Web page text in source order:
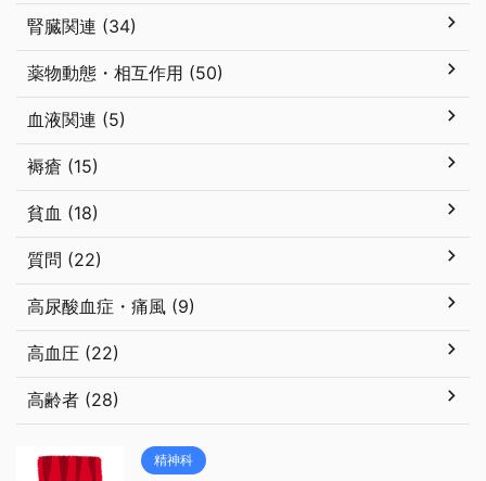
腎臓関連 (34)
薬物動態・相互作用 (50)
血液関連 (5)
褥瘡 (15)
貧血 (18)
質問 (22)
高尿酸血症・痛風 (9)
高血圧 (22)
高齢者 (28)
精神科